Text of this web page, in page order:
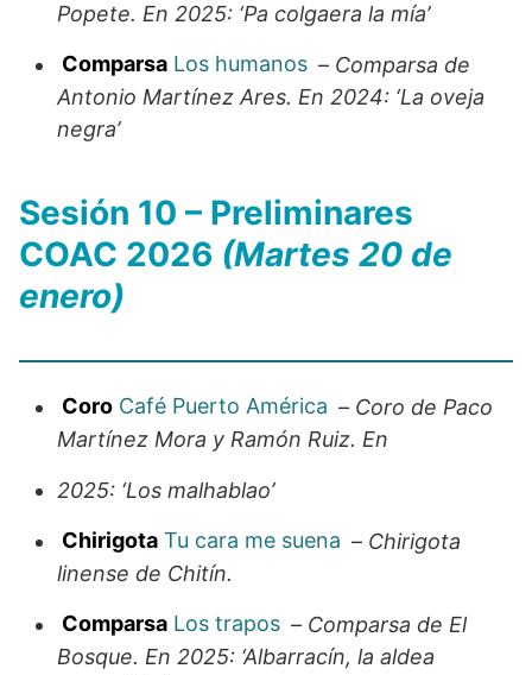
Popete. En 2025: ‘Pa colgaera la mía’
Comparsa Los humanos – Comparsa de
Antonio Martínez Ares. En 2024: ‘La oveja
negra’
Sesión 10 – Preliminares
COAC 2026 (Martes 20 de
enero)
Coro Café Puerto América – Coro de Paco
Martínez Mora y Ramón Ruiz. En
2025: ‘Los malhablao’
Chirigota Tu cara me suena – Chirigota
linense de Chitín.
Comparsa Los trapos – Comparsa de El
Bosque. En 2025: ‘Albarracín, la aldea